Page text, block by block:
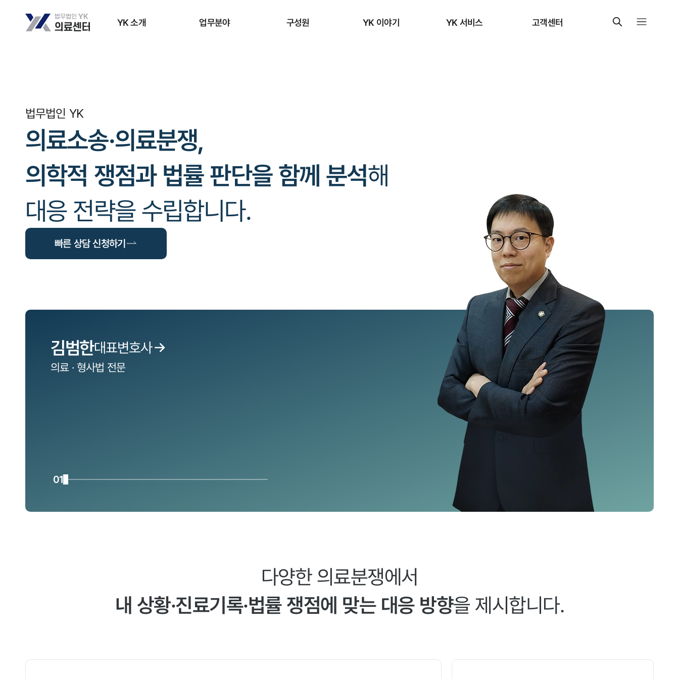
YK 소개 업무분야 구성원 YK 이야기 YK 서비스 고객센터
법무법인 YK
의료소송·의료분쟁,
의학적 쟁점과 법률 판단을 함께 분석해
대응 전략을 수립합니다.
빠른 상담 신청하기
김범한대표변호사
의료 · 형사법 전문
01
다양한 의료분쟁에서
내 상황·진료기록·법률 쟁점에 맞는 대응 방향을 제시합니다.